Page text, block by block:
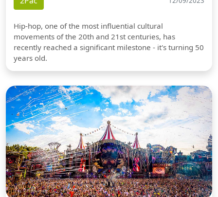
Hip-hop, one of the most influential cultural
movements of the 20th and 21st centuries, has
recently reached a significant milestone - it's turning 50
years old.